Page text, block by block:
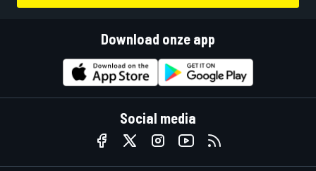
Download onze app
Social media